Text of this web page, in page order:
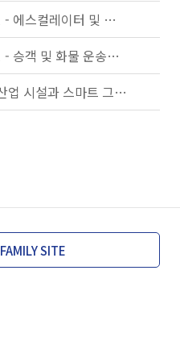
KS B ISO/TS 25740-1 - 에스컬레이터 및 무빙워크에 대한 안전요건 — 제1부: 세계공통 필수 안전요건(GESRs)
KS B ISO/TS 8100-21 - 승객 및 화물 운송용 엘리베이터 —제21부: 세계공통 필수안전요건(GESRs)을 충족하는 세계공통 안전 파라미터(GSPs)
KS C IEC TS 62872 - 산업 시설과 스마트 그리드 사이의 산업 공정 측정, 제어 및 자동화 시스템 인터페이스
FAMILY SITE